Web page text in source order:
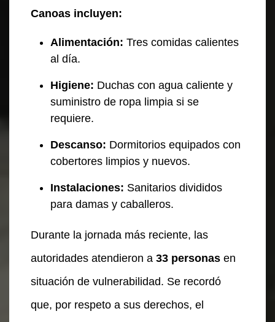
Canoas incluyen:
Alimentación: Tres comidas calientes
al día.
Higiene: Duchas con agua caliente y
suministro de ropa limpia si se
requiere.
Descanso: Dormitorios equipados con
cobertores limpios y nuevos.
Instalaciones: Sanitarios divididos
para damas y caballeros.
Durante la jornada más reciente, las
autoridades atendieron a 33 personas en
situación de vulnerabilidad. Se recordó
que, por respeto a sus derechos, el